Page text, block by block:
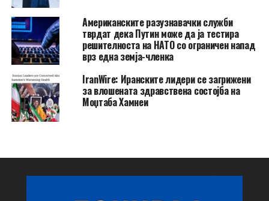
Американските разузнавачки служби
тврдат дека Путин може да ја тестира
решителноста на НАТО со ограничен напад
врз една земја-членка
IranWire: Иранските лидери се загрижени
за влошената здравствена состојба на
Моџтаба Хамнеи